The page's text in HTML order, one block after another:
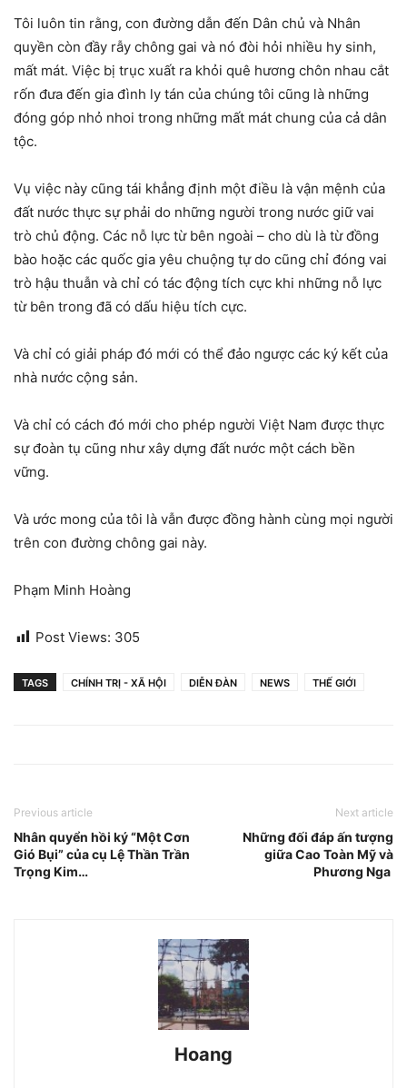
Tôi luôn tin rằng, con đường dẫn đến Dân chủ và Nhân
quyền còn đầy rẫy chông gai và nó đòi hỏi nhiều hy sinh,
mất mát. Việc bị trục xuất ra khỏi quê hương chôn nhau cắt
rốn đưa đến gia đình ly tán của chúng tôi cũng là những
đóng góp nhỏ nhoi trong những mất mát chung của cả dân
tộc.
Vụ việc này cũng tái khẳng định một điều là vận mệnh của
đất nước thực sự phải do những người trong nước giữ vai
trò chủ động. Các nỗ lực từ bên ngoài – cho dù là từ đồng
bào hoặc các quốc gia yêu chuộng tự do cũng chỉ đóng vai
trò hậu thuẫn và chỉ có tác động tích cực khi những nỗ lực
từ bên trong đã có dấu hiệu tích cực.
Và chỉ có giải pháp đó mới có thể đảo ngược các ký kết của
nhà nước cộng sản.
Và chỉ có cách đó mới cho phép người Việt Nam được thực
sự đoàn tụ cũng như xây dựng đất nước một cách bền
vững.
Và ước mong của tôi là vẫn được đồng hành cùng mọi người
trên con đường chông gai này.
Phạm Minh Hoàng
Post Views: 305
TAGS CHÍNH TRỊ - XÃ HỘI DIỄN ĐÀN NEWS THẾ GIỚI
Previous article
Nhân quyển hồi ký “Một Cơn
Gió Bụi” của cụ Lệ Thần Trần
Trọng Kim…
Next article
Những đối đáp ấn tượng
giữa Cao Toàn Mỹ và
Phương Nga
Hoang